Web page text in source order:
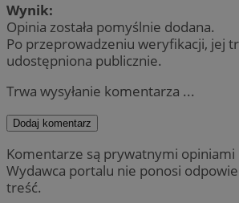
Wynik:
Opinia została pomyślnie dodana.
Po przeprowadzeniu weryfikacji, jej
udostępniona publicznie.
Trwa wysyłanie komentarza ...
Dodaj komentarz
Komentarze są prywatnymi
Wydawca portalu nie ponosi
treść.